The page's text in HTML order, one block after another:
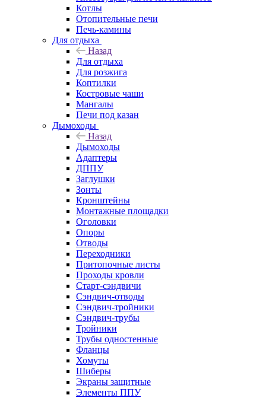
Котлы
Отопительные печи
Печь-камины
Для отдыха
Назад
Для отдыха
Для розжига
Коптилки
Костровые чаши
Мангалы
Печи под казан
Дымоходы
Назад
Дымоходы
Адаптеры
ДППУ
Заглушки
Зонты
Кронштейны
Монтажные площадки
Оголовки
Опоры
Отводы
Переходники
Притопочные листы
Проходы кровли
Старт-сэндвичи
Сэндвич-отводы
Сэндвич-тройники
Сэндвич-трубы
Тройники
Трубы одностенные
Фланцы
Хомуты
Шиберы
Экраны защитные
Элементы ППУ